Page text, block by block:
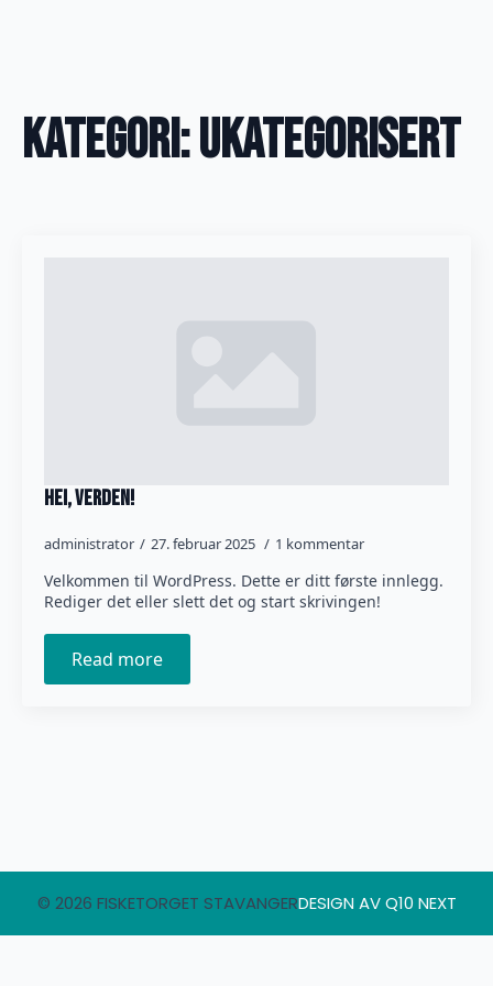
Kategori:Ukategorisert
Hei, verden!
administrator 27. februar 2025 1 kommentar
Velkommen til WordPress. Dette er ditt første innlegg.
Rediger det eller slett det og start skrivingen!
Read more
© 2026 FISKETORGET STAVANGERDESIGN AV Q10 NEXT